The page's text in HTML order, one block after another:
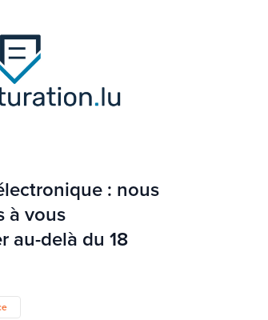
: nous
à vous
au-delà du 18